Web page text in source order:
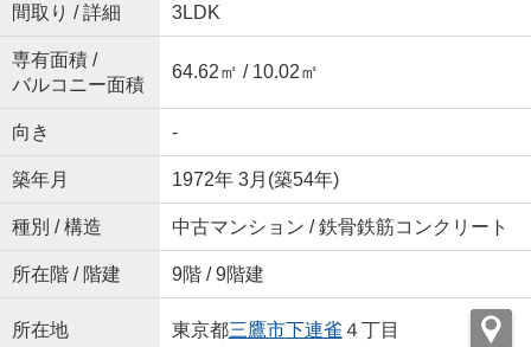
間取り / 詳細 3LDK
専有面積 /
バルコニー面積
64.62㎡ / 10.02㎡
向き -
築年月 1972年 3月(築54年)
種別 / 構造 中古マンション / 鉄骨鉄筋コンクリート
所在階 / 階建 9階 / 9階建
所在地 東京都三鷹市下連雀 ４丁目